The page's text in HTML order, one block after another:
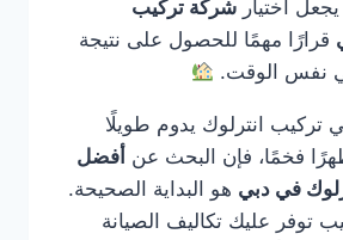
اختيار شركة تركيب
قرارًا مهمًا للحصول على نتيجة
نفس الوقت.
تركيب انترلوك يدوم طويلًا
فخمًا، فإن البحث عن أفضل
في دبي هو البداية الصحيحة.
توفر عليك تكاليف الصيانة